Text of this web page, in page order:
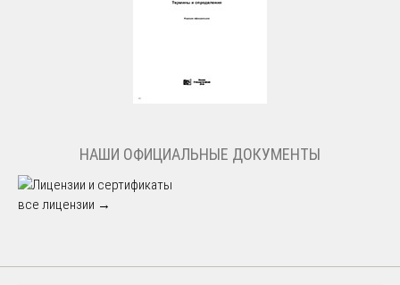
НАШИ ОФИЦИАЛЬНЫЕ ДОКУМЕНТЫ
все лицензии →